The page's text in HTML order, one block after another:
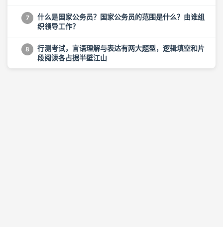
7
什么是国家公务员？国家公务员的范围是什么？由谁组
织领导工作？
8
行测考试，言语理解与表达有两大题型，逻辑填空和片
段阅读各占据半壁江山